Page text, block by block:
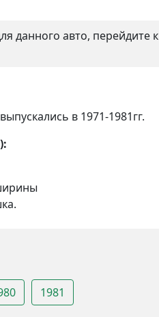
данного авто, перейдите к
в 1971-1981гг.
1981